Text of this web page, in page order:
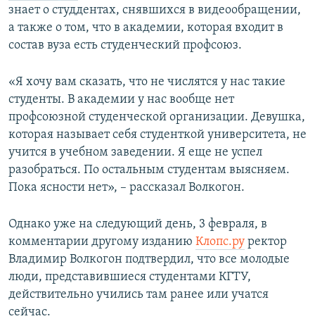
УКРАИНСКАЯ ПРОБЛЕМА КРЫМА
Все сайты RFE/RL
знает о студдентах, снявшихся в видеообращении,
а также о том, что в академии, которая входит в
состав вуза есть студенческий профсоюз.
«Я хочу вам сказать, что не числятся у нас такие
студенты. В академии у нас вообще нет
профсоюзной студенческой организации. Девушка,
которая называет себя студенткой университета, не
учится в учебном заведении. Я еще не успел
разобраться. По остальным студентам выясняем.
Пока ясности нет», – рассказал Волкогон.
Однако уже на следующий день, 3 февраля, в
комментарии другому изданию Клопс.ру ректор
Владимир Волкогон подтвердил, что все молодые
люди, представившиеся студентами КГТУ,
действительно учились там ранее или учатся
сейчас.